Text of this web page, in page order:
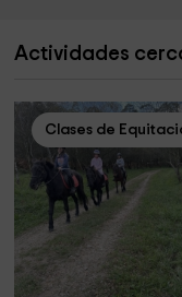
Actividades
Clases de